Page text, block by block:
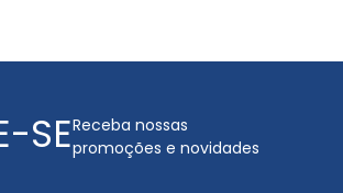
SEReceba nossas
promoções e novidades